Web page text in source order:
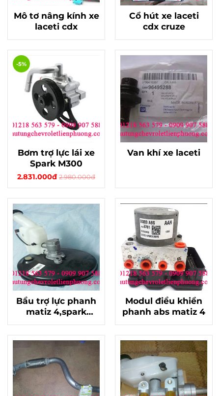
Mô tơ nâng kính xe
laceti cdx
Cổ hút xe laceti
cdx cruze
Bơm trợ lực lái xe
Spark M300
2.831.000đ 2.980.000đ
-5%
Van khí xe laceti
Bầu trợ lực phanh
matiz 4,spark
m300
Modul điều khiển
phanh abs matiz 4